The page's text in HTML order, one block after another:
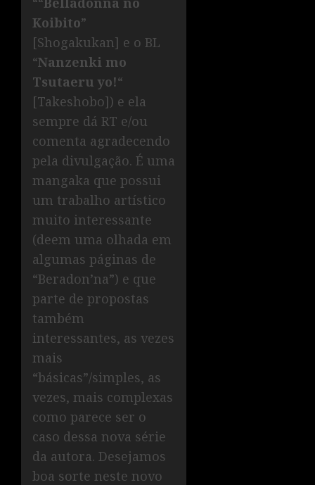
Koibito”
[Shogakukan] e o BL
“Nanzenki mo
Tsutaeru yo!“
[Takeshobo]) e ela
sempre dá RT e/ou
comenta agradecendo
pela divulgação. É uma
mangaka que possui
um trabalho artístico
muito interessante
(deem uma olhada em
algumas páginas de
“Beradon’na”) e que
parte de propostas
também
interessantes, as vezes
mais
“básicas”/simples, as
vezes, mais complexas
como parece ser o
caso dessa nova série
da autora. Desejamos
boa sorte neste novo